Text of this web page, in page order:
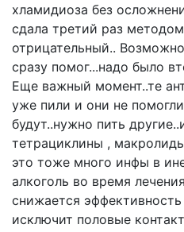
хламидиоза без
сдала третий раз
отрицательный..
сразу помог...надо было
Еще важный момент..те
уже пили и они не
будут..нужно пить
тетрациклины ,
это тоже много инфы в
алкоголь во время
снижается
исключит половые